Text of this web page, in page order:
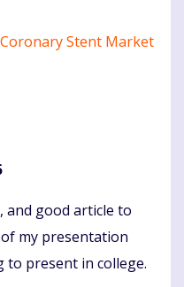
Coronary Stent Market
and good article to
my presentation
to present in college.